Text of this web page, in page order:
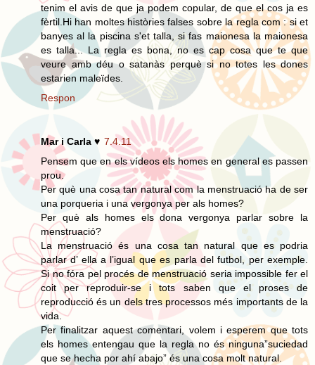
tenim el avis de que ja podem copular, de que el cos ja es
fèrtil.Hi han moltes històries falses sobre la regla com : si et
banyes al la piscina s'et talla, si fas maionesa la maionesa
es talla... La regla es bona, no es cap cosa que te que
veure amb déu o satanàs perquè si no totes les dones
estarien maleïdes.
Respon
Mar i Carla ♥ 7.4.11
Pensem que en els vídeos els homes en general es passen
prou.
Per què una cosa tan natural com la menstruació ha de ser
una porqueria i una vergonya per als homes?
Per què als homes els dona vergonya parlar sobre la
menstruació?
La menstruació és una cosa tan natural que es podria
parlar d’ ella a l’igual que es parla del futbol, per exemple.
Si no fóra pel procés de menstruació seria impossible fer el
coit per reproduir-se i tots saben que el proses de
reproducció és un dels tres processos més importants de la
vida.
Per finalitzar aquest comentari, volem i esperem que tots
els homes entengau que la regla no és ninguna”suciedad
que se hecha por ahí abajo” és una cosa molt natural.